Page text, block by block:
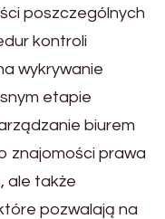
poszczególnych
kontroli
wykrywanie
etapie
biurem
znajomości prawa
ale także
pozwalają na